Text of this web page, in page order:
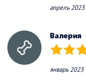
апрель 2023
Валерия
(*) (*) (*)
январь 2023